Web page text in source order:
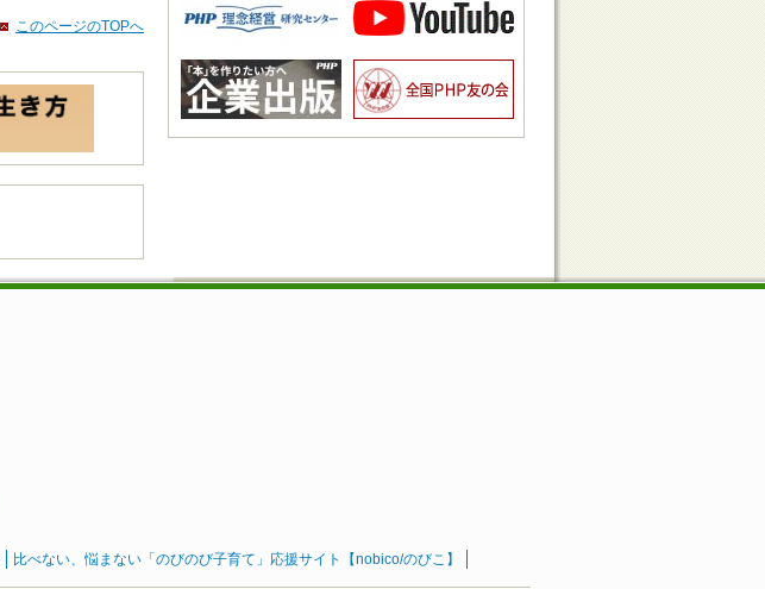
このページのTOPへ
比べない、悩まない「のびのび子育て」応援サイト【nobico/のびこ】